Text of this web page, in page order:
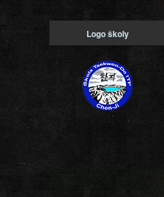
Logo školy